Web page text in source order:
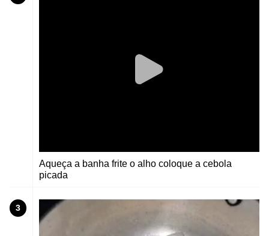
Aqueça a banha frite o alho coloque a cebola
picada
3